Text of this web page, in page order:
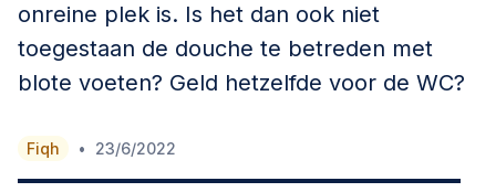
onreine plek is. Is het dan ook niet
toegestaan de douche te betreden met
blote voeten? Geld hetzelfde voor de WC?
Fiqh • 23/6/2022